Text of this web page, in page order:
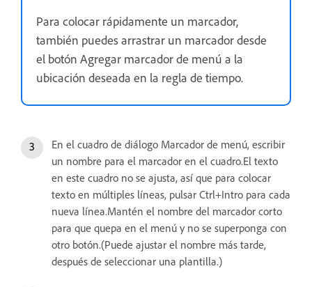
Para colocar rápidamente un marcador,
también puedes arrastrar un marcador desde
el botón Agregar marcador de menú a la
ubicación deseada en la regla de tiempo.
En el cuadro de diálogo Marcador de menú, escribir
un nombre para el marcador en el cuadro.El texto
en este cuadro no se ajusta, así que para colocar
texto en múltiples líneas, pulsar Ctrl+Intro para cada
nueva línea.Mantén el nombre del marcador corto
para que quepa en el menú y no se superponga con
otro botón.(Puede ajustar el nombre más tarde,
después de seleccionar una plantilla.)